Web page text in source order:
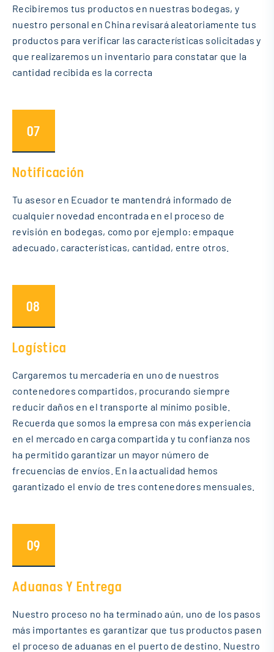
Recibiremos tus productos en nuestras bodegas, y
nuestro personal en China revisará aleatoriamente tus
productos para verificar las características solicitadas y
que realizaremos un inventario para constatar que la
cantidad recibida es la correcta
07
Notificación
Tu asesor en Ecuador te mantendrá informado de
cualquier novedad encontrada en el proceso de
revisión en bodegas, como por ejemplo: empaque
adecuado, características, cantidad, entre otros.
08
Logística
Cargaremos tu mercadería en uno de nuestros
contenedores compartidos, procurando siempre
reducir daños en el transporte al mínimo posible.
Recuerda que somos la empresa con más experiencia
en el mercado en carga compartida y tu confianza nos
ha permitido garantizar un mayor número de
frecuencias de envíos. En la actualidad hemos
garantizado el envío de tres contenedores mensuales.
09
Aduanas Y Entrega
Nuestro proceso no ha terminado aún, uno de los pasos
más importantes es garantizar que tus productos pasen
el proceso de aduanas en el puerto de destino. Nuestro